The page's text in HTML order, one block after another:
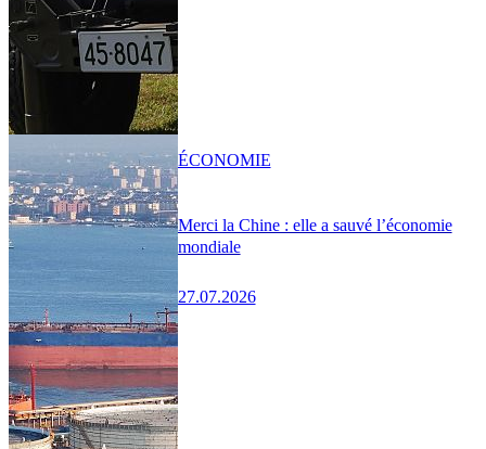
Merci la Chine : elle a sauvé l’économie
mondiale
27.07.2026
ÉCONOMIE